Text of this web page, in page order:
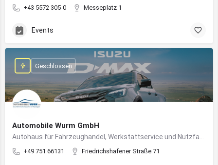
+43 5572 305-0 Messeplatz 1
Events
Automobile Wurm GmbH
+49 751 66131 Friedrichshafener Straße 71
Geschlossen